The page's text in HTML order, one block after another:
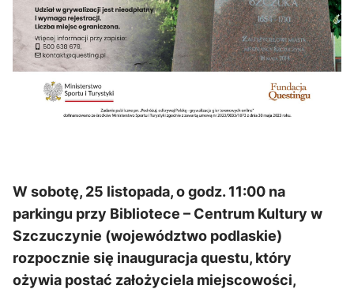
W sobotę, 25 listopada, o godz. 11:00 na
parkingu przy Bibliotece – Centrum Kultury w
Szczuczynie (województwo podlaskie)
rozpocznie się inauguracja questu, który
ożywia postać założyciela miejscowości,